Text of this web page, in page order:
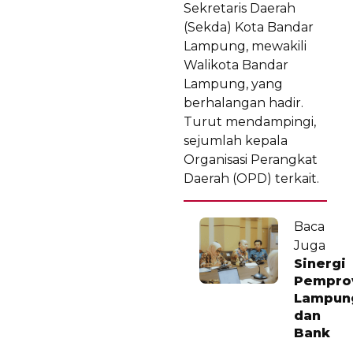
Sekretaris Daerah
(Sekda) Kota Bandar
Lampung, mewakili
Walikota Bandar
Lampung, yang
berhalangan hadir.
Turut mendampingi,
sejumlah kepala
Organisasi Perangkat
Daerah (OPD) terkait.
Baca
Juga
Sinergi
dan
Bank